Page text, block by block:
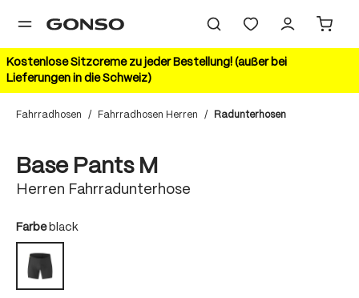
springen
Kostenlose Sitzcreme zu jeder Bestellung! (außer bei
Lieferungen in die Schweiz)
Fahrradhosen / Fahrradhosen Herren / Radunterhosen
Base Pants M
Herren Fahrradunterhose
Farbeauswählen
black
black